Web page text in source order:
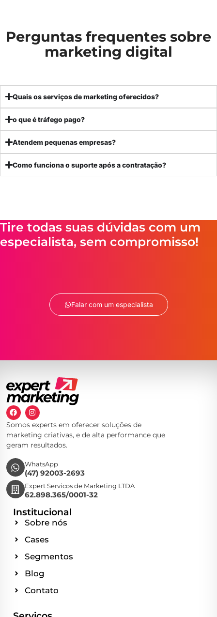
Perguntas frequentes sobre
marketing digital
Quais os serviços de marketing oferecidos?
o que é tráfego pago?
Atendem pequenas empresas?
Como funciona o suporte após a contratação?
Tire todas suas dúvidas com um
especialista, sem compromisso!
Falar com um especialista
Somos experts em oferecer soluções de
marketing criativas, e de alta performance que
geram resultados.
WhatsApp
(47) 92003-2693
Expert Servicos de Marketing LTDA
62.898.365/0001-32
Institucional
Sobre nós
Cases
Segmentos
Blog
Contato